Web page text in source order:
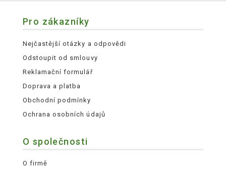
Pro zákazníky
Nejčastější otázky a odpovědi
Odstoupit od smlouvy
Reklamační formulář
Doprava a platba
Obchodní podmínky
Ochrana osobních údajů
O společnosti
O firmě